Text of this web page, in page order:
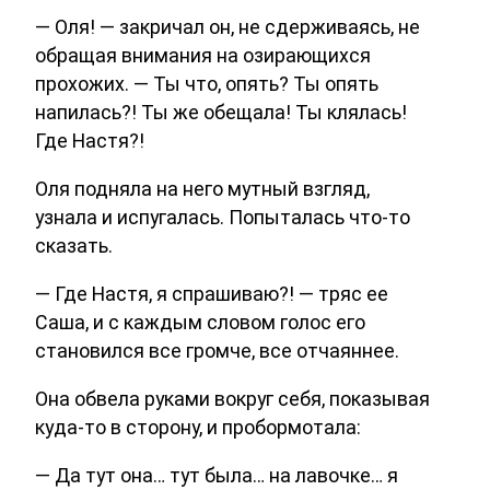
— Оля! — закричал он, не сдерживаясь, не
обращая внимания на озирающихся
прохожих. — Ты что, опять? Ты опять
напилась?! Ты же обещала! Ты клялась!
Где Настя?!
Оля подняла на него мутный взгляд,
узнала и испугалась. Попыталась что-то
сказать.
— Где Настя, я спрашиваю?! — тряс ее
Саша, и с каждым словом голос его
становился все громче, все отчаяннее.
Она обвела руками вокруг себя, показывая
куда-то в сторону, и пробормотала:
— Да тут она… тут была… на лавочке… я